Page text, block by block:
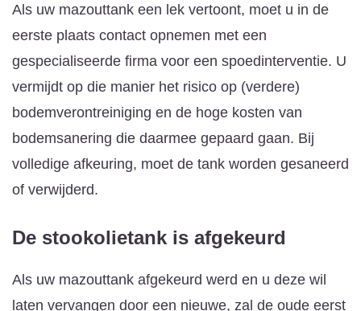
Als uw mazouttank een lek vertoont, moet u in de
eerste plaats contact opnemen met een
gespecialiseerde firma voor een spoedinterventie. U
vermijdt op die manier het risico op (verdere)
bodemverontreiniging en de hoge kosten van
bodemsanering die daarmee gepaard gaan. Bij
volledige afkeuring, moet de tank worden gesaneerd
of verwijderd.
De stookolietank is afgekeurd
Als uw mazouttank afgekeurd werd en u deze wil
laten vervangen door een nieuwe, zal de oude eerst